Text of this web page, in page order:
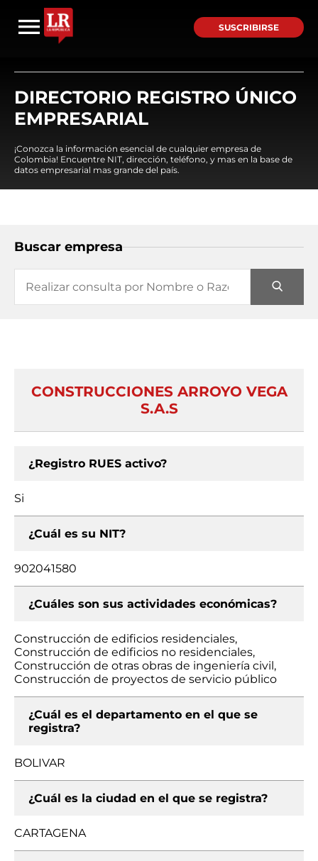
SUSCRIBIRSE
DIRECTORIO REGISTRO ÚNICO
EMPRESARIAL
¡Conozca la información esencial de cualquier empresa de
Colombia! Encuentre NIT, dirección, teléfono, y mas en la base de
datos empresarial mas grande del país.
Buscar empresa
CONSTRUCCIONES ARROYO VEGA
S.A.S
¿Registro RUES activo?
Si
¿Cuál es su NIT?
902041580
¿Cuáles son sus actividades económicas?
Construcción de edificios residenciales,
Construcción de edificios no residenciales,
Construcción de otras obras de ingeniería civil,
Construcción de proyectos de servicio público
¿Cuál es el departamento en el que se
registra?
BOLIVAR
¿Cuál es la ciudad en el que se registra?
CARTAGENA